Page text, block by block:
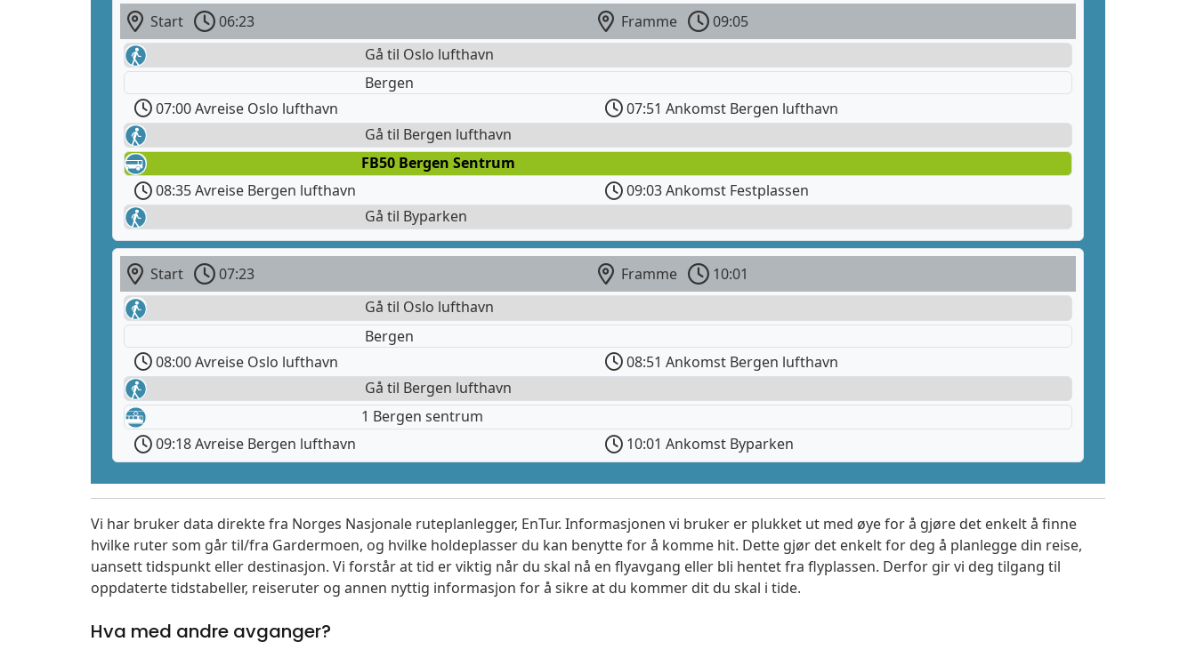
Start 06:23 Framme
09:05
Gå til Oslo lufthavn
Bergen
07:00 Avreise Oslo lufthavn
07:51 Ankomst Bergen lufthavn
Gå til Bergen lufthavn
FB50 Bergen Sentrum
08:35 Avreise Bergen lufthavn
09:03 Ankomst Festplassen
Gå til Byparken
Start 07:23 Framme
10:01
Gå til Oslo lufthavn
Bergen
08:00 Avreise Oslo lufthavn
08:51 Ankomst Bergen lufthavn
Gå til Bergen lufthavn
1 Bergen sentrum
09:18 Avreise Bergen lufthavn
10:01 Ankomst Byparken
Vi har bruker data direkte fra Norges Nasjonale ruteplanlegger, EnTur. Informasjonen vi bruker er plukket ut med øye for å gjøre det enkelt å finne
hvilke ruter som går til/fra Gardermoen, og hvilke holdeplasser du kan benytte for å komme hit. Dette gjør det enkelt for deg å planlegge din reise,
uansett tidspunkt eller destinasjon. Vi forstår at tid er viktig når du skal nå en flyavgang eller bli hentet fra flyplassen. Derfor gir vi deg tilgang til
oppdaterte tidstabeller, reiseruter og annen nyttig informasjon for å sikre at du kommer dit du skal i tide.
Hva med andre avganger?